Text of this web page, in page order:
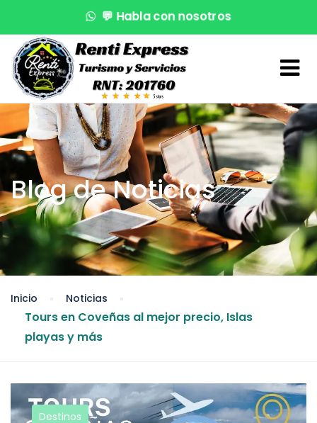
¡Reserva en segundos! 🚤 Atención VIP
💬 Habla con nosotros
Blog de Noticias
Inicio Noticias
Tours en Coveñas al mejor precio, Islas
playas y más
Destinos